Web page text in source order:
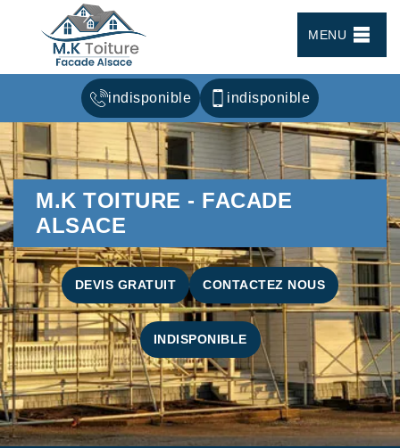
MENU
indisponible indisponible
M.K TOITURE - FACADE
ALSACE
DEVIS GRATUIT CONTACTEZ NOUS
INDISPONIBLE